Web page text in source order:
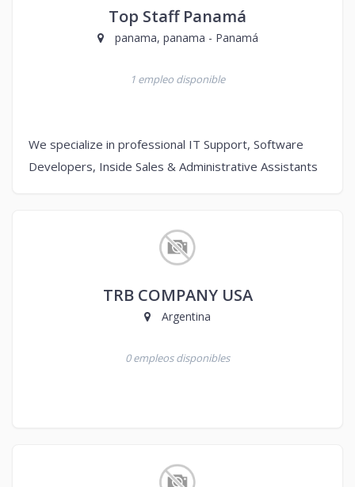
Top Staff Panamá
panama, panama - Panamá
1 empleo disponible
We specialize in professional IT Support, Software
Developers, Inside Sales & Administrative Assistants
TRB COMPANY USA
Argentina
0 empleos disponibles